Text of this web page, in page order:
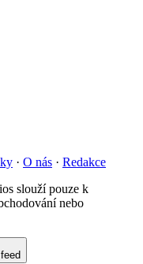
· O nás · Redakce
slouží pouze k
nebo